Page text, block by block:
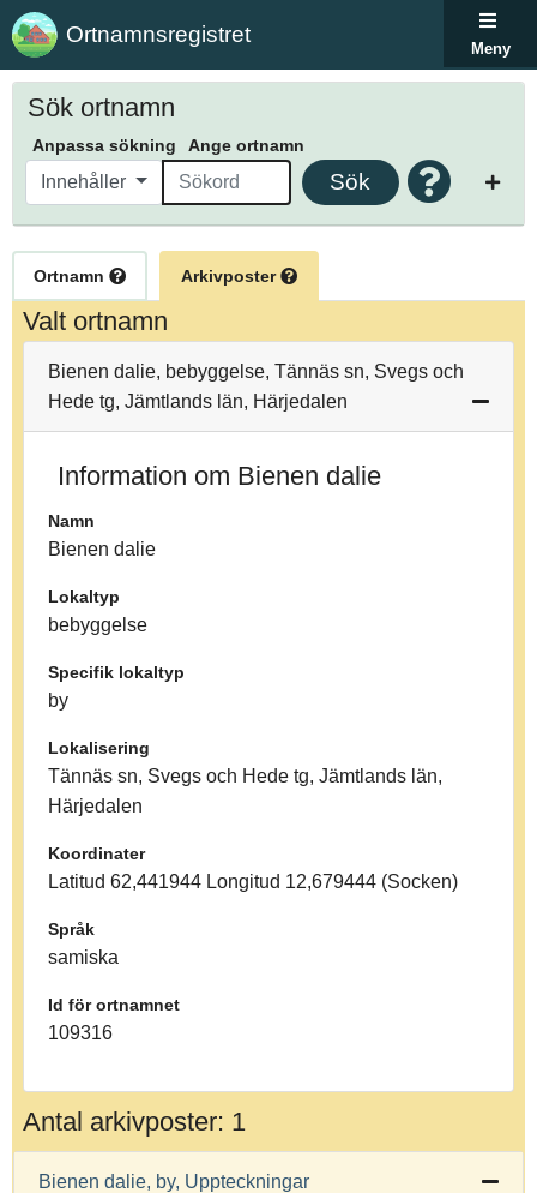
Ortnamnsregistret
Meny
Sök ortnamn
Anpassa sökning Ange ortnamn
Innehåller Sök
Ortnamn Arkivposter
Valt ortnamn
Bienen dalie, bebyggelse, Tännäs sn, Svegs och
Hede tg, Jämtlands län, Härjedalen
Information om Bienen dalie
Namn
Bienen dalie
Lokaltyp
bebyggelse
Specifik lokaltyp
by
Lokalisering
Tännäs sn, Svegs och Hede tg, Jämtlands län,
Härjedalen
Koordinater
Latitud 62,441944 Longitud 12,679444 (Socken)
Språk
samiska
Id för ortnamnet
109316
Antal arkivposter: 1
Bienen dalie, by, Uppteckningar